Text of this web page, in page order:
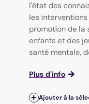
l'état des
les
promotion de la
enfants et des
santé mentale,
Plus d'info
Ajouter à la